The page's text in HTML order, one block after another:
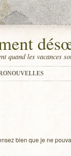
quand les vacances
bien que je ne